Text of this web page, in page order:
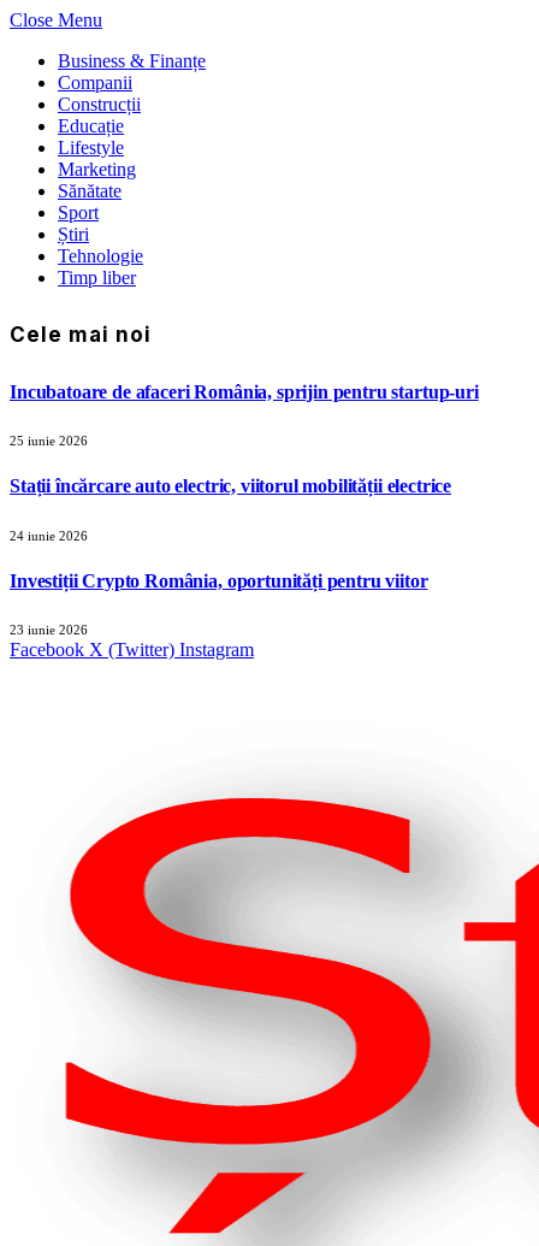
Close Menu
Business & Finanțe
Companii
Construcții
Educație
Lifestyle
Marketing
Sănătate
Sport
Știri
Tehnologie
Timp liber
Cele mai noi
Incubatoare de afaceri România, sprijin pentru startup-uri
25 iunie 2026
Stații încărcare auto electric, viitorul mobilității electrice
24 iunie 2026
Investiții Crypto România, oportunități pentru viitor
23 iunie 2026
Facebook X (Twitter) Instagram